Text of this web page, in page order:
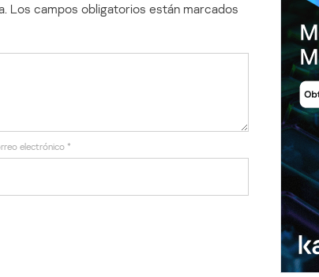
Los campos obligatorios están marcados
electrónico *